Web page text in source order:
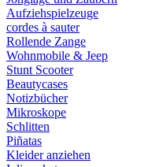
Aufziehspielzeuge
cordes à sauter
Rollende Zange
Wohnmobile & Jeep
Stunt Scooter
Beautycases
Notizbücher
Mikroskope
Schlitten
Piñatas
Kleider anziehen